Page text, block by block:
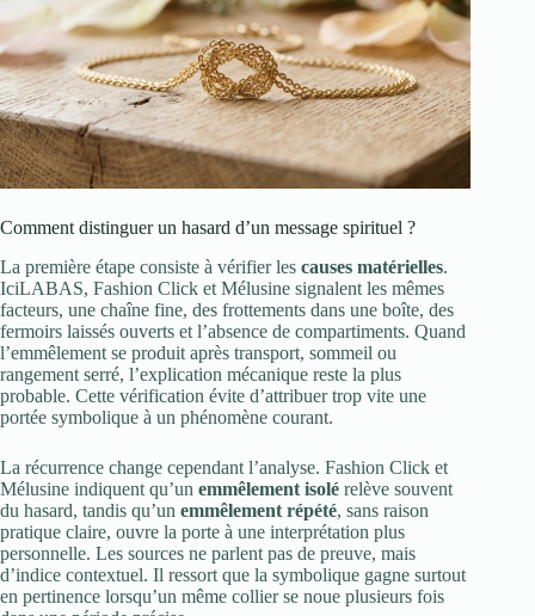
Comment distinguer un hasard d’un message spirituel ?
La première étape consiste à vérifier les causes matérielles.
IciLABAS, Fashion Click et Mélusine signalent les mêmes
facteurs, une chaîne fine, des frottements dans une boîte, des
fermoirs laissés ouverts et l’absence de compartiments. Quand
l’emmêlement se produit après transport, sommeil ou
rangement serré, l’explication mécanique reste la plus
probable. Cette vérification évite d’attribuer trop vite une
portée symbolique à un phénomène courant.
La récurrence change cependant l’analyse. Fashion Click et
Mélusine indiquent qu’un emmêlement isolé relève souvent
du hasard, tandis qu’un emmêlement répété, sans raison
pratique claire, ouvre la porte à une interprétation plus
personnelle. Les sources ne parlent pas de preuve, mais
d’indice contextuel. Il ressort que la symbolique gagne surtout
en pertinence lorsqu’un même collier se noue plusieurs fois